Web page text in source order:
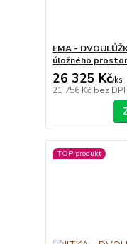
EMA -
úložného
26 325 Kč/ks
21 756 Kč bez
TOP produkt